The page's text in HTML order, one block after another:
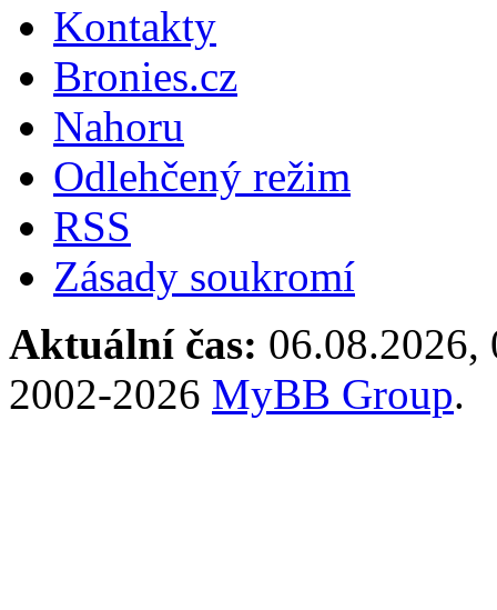
Kontakty
Bronies.cz
Nahoru
Odlehčený režim
RSS
Zásady soukromí
Aktuální čas: 06.08.2026,
2002-2026 MyBB Group.